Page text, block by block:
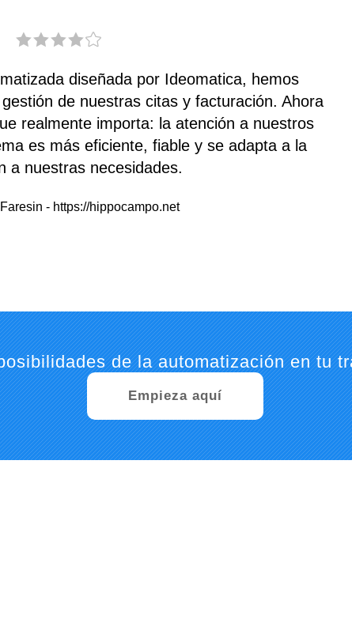
diseñada por Ideomatica, hemos
de nuestras citas y facturación. Ahora
realmente importa: la atención a nuestros
es más eficiente, fiable y se adapta a la
a nuestras necesidades.
- https://hippocampo.net
de la automatización en tu
Empieza aquí